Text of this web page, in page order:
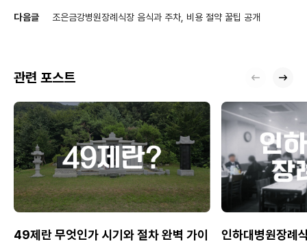
다음글
조은금강병원장례식장 음식과 주차, 비용 절약 꿀팁 공개
관련 포스트
49제란 무엇인가 시기와 절차 완벽 가이
인하대병원장례